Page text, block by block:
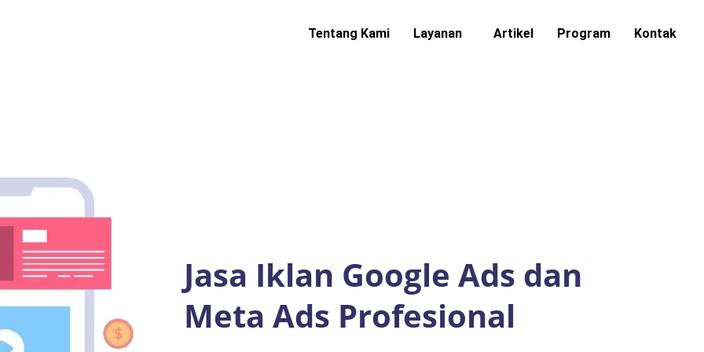
Tentang Kami Layanan Artikel Program Kontak
Jasa Iklan Google Ads dan
Meta Ads Profesional